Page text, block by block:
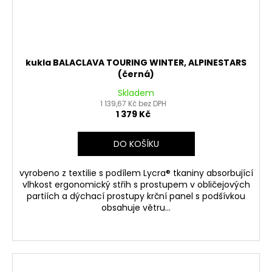
kukla BALACLAVA TOURING WINTER, ALPINESTARS
(černá)
Skladem
1 139,67 Kč bez DPH
1 379 Kč
DO KOŠÍKU
vyrobeno z textilie s podílem Lycra® tkaniny absorbující
vlhkost ergonomický střih s prostupem v obličejových
partiích a dýchací prostupy krční panel s podšívkou
obsahuje větru...